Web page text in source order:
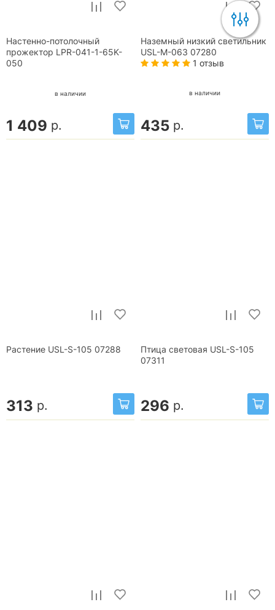
Настенно-потолочный
прожектор LPR-041-1-65K-
050
в наличии
1 409 р.
Наземный низкий светильник
USL-M-063 07280
1 отзыв
в наличии
435 р.
Растение USL-S-105 07288
313 р.
Птица световая USL-S-105
07311
296 р.